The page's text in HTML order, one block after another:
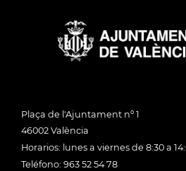
Plaça de l'Ajuntament nº 1
46002 València
Horarios: lunes a viernes de 8:30 a
Teléfono: 963 52 54 78